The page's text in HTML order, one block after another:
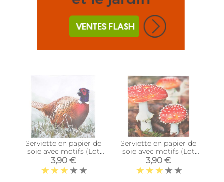
Serviette en papier de
soie avec motifs (Lot
de 20) (Faisant)
3,90 €
Serviette en papier de
soie avec motifs (Lot
de 20) (Champignons
et feuilles)
3,90 €